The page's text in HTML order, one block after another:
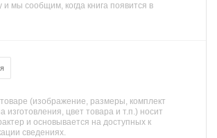
и мы сообщим, когда книга появится в
(изображение, размеры, комплект
изготовления, цвет товара и т.п.) носит
и основывается на доступных к
сведениях.